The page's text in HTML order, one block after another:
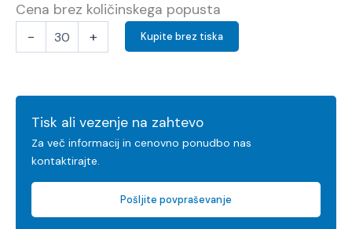
Cena brez količinskega popusta
- + Kupite brez tiska
Tisk ali vezenje na zahtevo
Za več informacij in cenovno ponudbo nas
kontaktirajte.
Pošljite povpraševanje